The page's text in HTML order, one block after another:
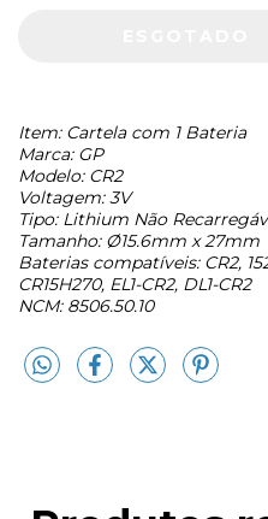
Item: Cartela com 1 Bateria
Marca: GP
Modelo: CR2
Voltagem: 3V
Tipo: Lithium Não
Tamanho: Ø15.6mm x 27mm
Baterias compatíveis: CR2,
CR15H270, EL1-CR2, DL1-CR2
NCM: 8506.50.10